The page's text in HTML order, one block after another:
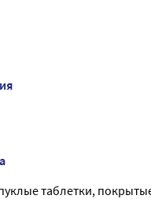
таблетки,